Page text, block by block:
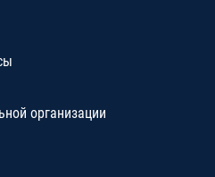
организации